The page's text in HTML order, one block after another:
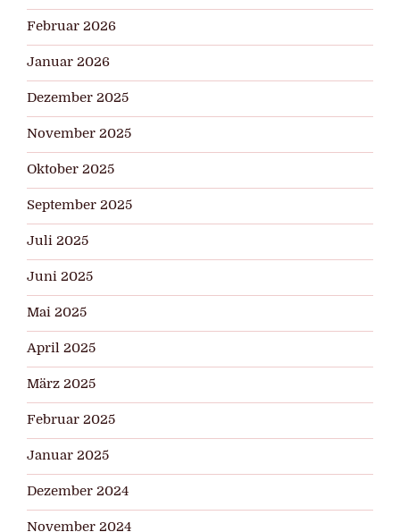
Februar 2026
Januar 2026
Dezember 2025
November 2025
Oktober 2025
September 2025
Juli 2025
Juni 2025
Mai 2025
April 2025
März 2025
Februar 2025
Januar 2025
Dezember 2024
November 2024